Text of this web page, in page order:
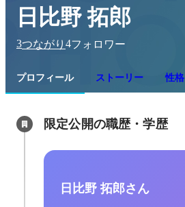
日比野 拓郎
3つながり 4フォロワー
プロフィール ストーリー 性格
限定公開の職歴・学歴
日比野 拓郎さん